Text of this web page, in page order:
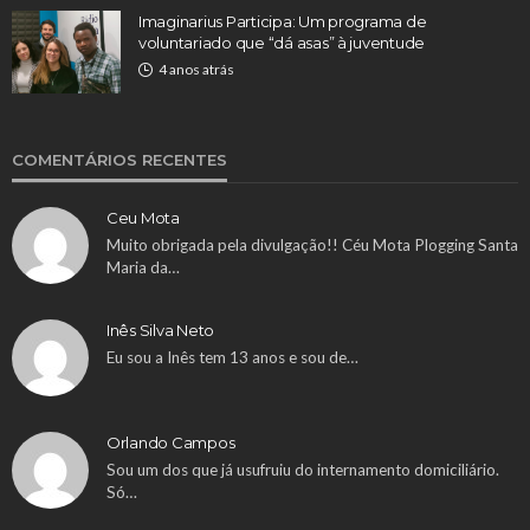
Imaginarius Participa: Um programa de
voluntariado que “dá asas” à juventude
4 anos atrás
COMENTÁRIOS RECENTES
Ceu Mota
Muito obrigada pela divulgação!! Céu Mota Plogging Santa
Maria da…
Inês Silva Neto
Eu sou a Inês tem 13 anos e sou de…
Orlando Campos
Sou um dos que já usufruiu do internamento domiciliário.
Só…